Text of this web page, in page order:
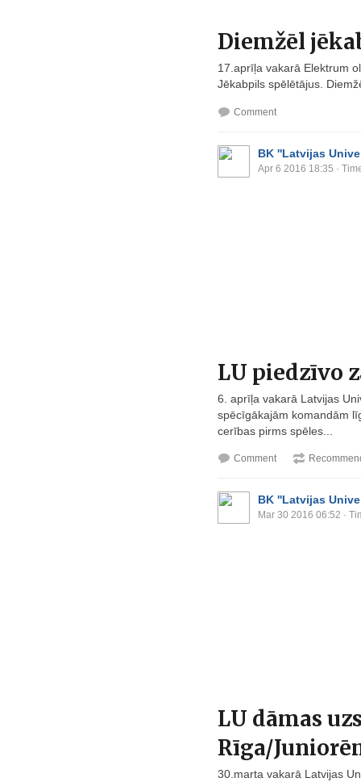
Diemžēl
17.aprīļa vakarā Elektrum
Jēkabpils spēlētājus.
Comment
BK ''Latvijas
Apr 6 2016 18:35 ·
LU piedzīvo
6. aprīļa vakarā Latvijas
spēcīgākajām komandām
cerības pirms spēles...
Comment
BK ''Latvijas
Mar 30 2016 06:52 ·
LU dāmas
Rīga/
30.marta vakarā Latvijas